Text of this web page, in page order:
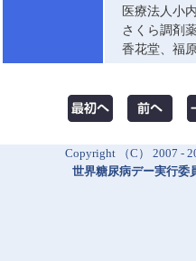
医療法人小内
さくら調剤薬
香花堂、福
Copyright （C） 2007 -
世界糖尿病デー実行委